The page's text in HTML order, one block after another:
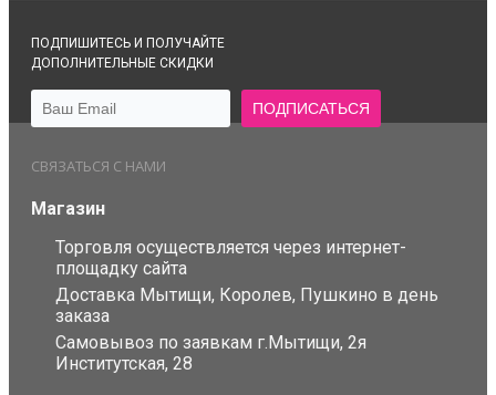
ПОДПИШИТЕСЬ И ПОЛУЧАЙТЕ
ДОПОЛНИТЕЛЬНЫЕ СКИДКИ
СВЯЗАТЬСЯ С НАМИ
Магазин
Торговля осуществляется через интернет-
площадку сайта
Доставка Мытищи, Королев, Пушкино в день
заказа
Самовывоз по заявкам г.Мытищи, 2я
Институтская, 28